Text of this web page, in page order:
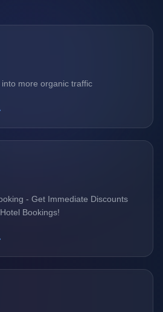
more organic traffic
- Get Immediate Discounts
Bookings!